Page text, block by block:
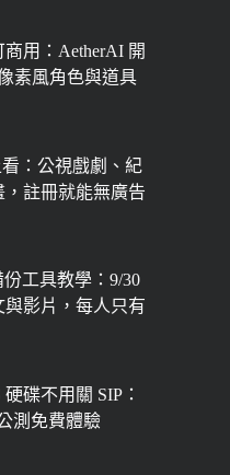
用：AetherAI 開
素風角色與道具
：公視戲劇、紀
註冊就能無廣告
工具教學：9/30
影片，每人只有
碟不用關 SIP：
測免費體驗